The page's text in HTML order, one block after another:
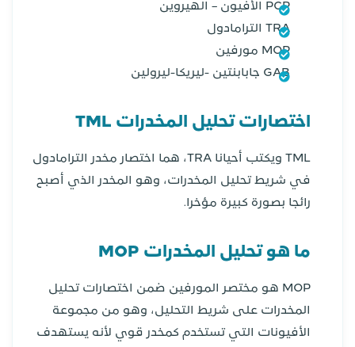
PCP الأفيون – الهيروين
TRA الترامادول
MOP مورفين
GAB جابابنتين -ليريكا-ليرولين
اختصارات تحليل المخدرات TML
TML ويكتب أحيانا TRA، هما اختصار مخدر الترامادول
في شريط تحليل المخدرات، وهو المخدر الذي أصبح
رائجا بصورة كبيرة مؤخرا.
ما هو تحليل المخدرات MOP
MOP هو مختصر المورفين ضمن اختصارات تحليل
المخدرات على شريط التحليل، وهو من مجموعة
الأفيونات التي تستخدم كمخدر قوي لأنه يستهدف